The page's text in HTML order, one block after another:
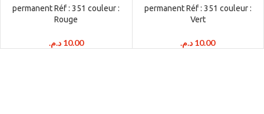
permanent Réf : 351 couleur :
Rouge
10.00 د.م.
permanent Réf : 351 couleur :
Vert
10.00 د.م.